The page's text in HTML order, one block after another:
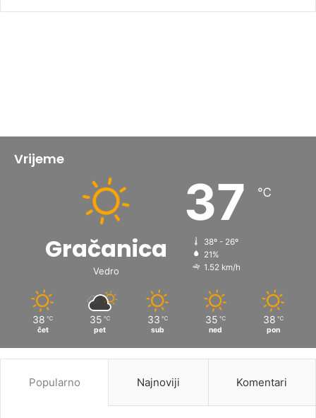
Vrijeme
Gračanica
Vedro
37 ℃
38º - 26º
21%
1.52 km/h
38 ℃
čet
35 ℃
pet
33 ℃
sub
35 ℃
ned
38 ℃
pon
Popularno Najnoviji Komentari